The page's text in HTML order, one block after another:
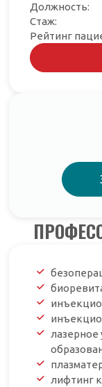
Должность:
Стаж:
Рейтинг
лазерное
лифтинг